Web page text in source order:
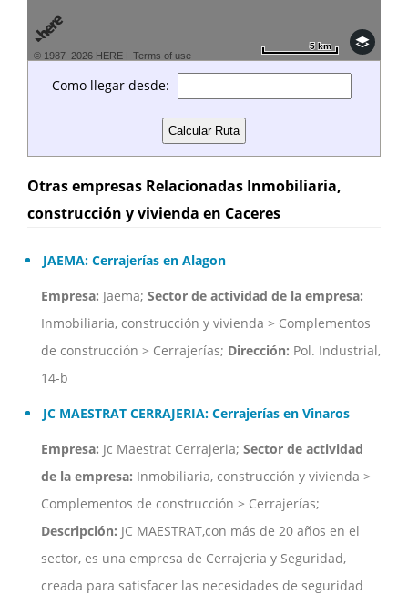
© 1987–2026 HERE | Terms of use
5 km
5 km
Como llegar desde:
Otras empresas Relacionadas Inmobiliaria,
construcción y vivienda en Caceres
JAEMA: Cerrajerías en Alagon
Empresa: Jaema; Sector de actividad de la empresa:
Inmobiliaria, construcción y vivienda > Complementos
de construcción > Cerrajerías; Dirección: Pol. Industrial,
14-b
JC MAESTRAT CERRAJERIA: Cerrajerías en Vinaros
Empresa: Jc Maestrat Cerrajeria; Sector de actividad
de la empresa: Inmobiliaria, construcción y vivienda >
Complementos de construcción > Cerrajerías;
Descripción: JC MAESTRAT,con más de 20 años en el
sector, es una empresa de Cerrajeria y Seguridad,
creada para satisfacer las necesidades de seguridad